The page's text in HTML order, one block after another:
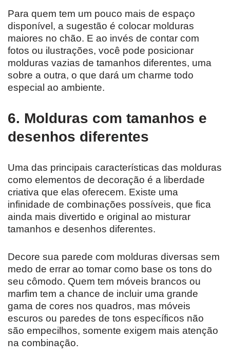
Para quem tem um pouco mais de espaço
disponível, a sugestão é colocar molduras
maiores no chão. E ao invés de contar com
fotos ou ilustrações, você pode posicionar
molduras vazias de tamanhos diferentes, uma
sobre a outra, o que dará um charme todo
especial ao ambiente.
6. Molduras com tamanhos e
desenhos diferentes
Uma das principais características das molduras
como elementos de decoração é a liberdade
criativa que elas oferecem. Existe uma
infinidade de combinações possíveis, que fica
ainda mais divertido e original ao misturar
tamanhos e desenhos diferentes.
Decore sua parede com molduras diversas sem
medo de errar ao tomar como base os tons do
seu cômodo. Quem tem móveis brancos ou
marfim tem a chance de incluir uma grande
gama de cores nos quadros, mas móveis
escuros ou paredes de tons específicos não
são empecilhos, somente exigem mais atenção
na combinação.